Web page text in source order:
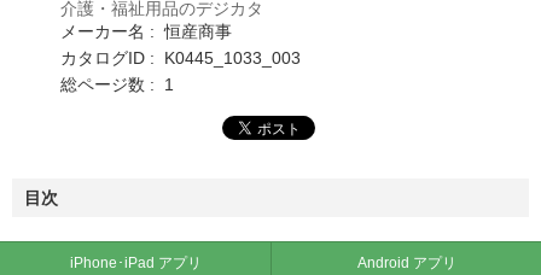
介護・福祉用品のデジカタ
メーカー名 : 恒産商事
カタログID : K0445_1033_003
総ページ数 : 1
目次
iPhone･iPad アプリ Android アプリ